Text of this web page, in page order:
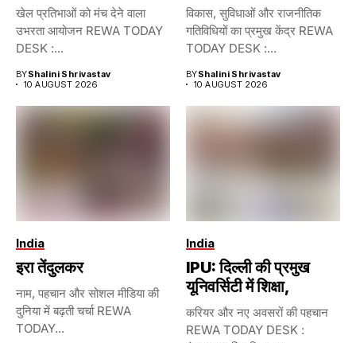
खेल प्रतिभाओं को मंच देने वाला
उभरता आयोजन REWA TODAY
DESK :...
BYShalini Shrivastav
10 AUGUST 2026
विकास, सुविधाओं और राजनीतिक
गतिविधियों का प्रमुख केंद्र REWA
TODAY DESK :...
BYShalini Shrivastav
10 AUGUST 2026
India
इरा तेंदुलकर
नाम, पहचान और सोशल मीडिया की
दुनिया में बढ़ती चर्चा REWA
TODAY...
India
IPU: दिल्ली की प्रमुख
यूनिवर्सिटी में शिक्षा,
करियर और नए अवसरों की पहचान
REWA TODAY DESK :